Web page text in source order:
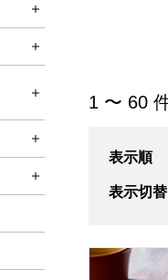
「結婚内祝
1 〜 60
表示順
表示切替
小男鹿本舗
詳細を開く
詳細を開く
詳細を開く
詳細を開く
詳細を開く